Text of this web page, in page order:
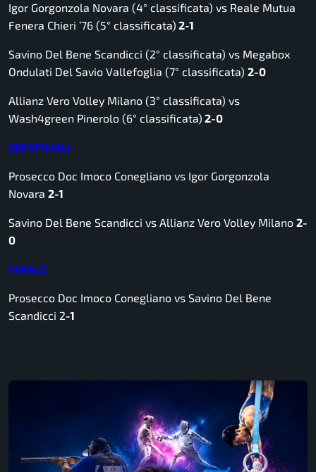
Igor Gorgonzola Novara (4° classificata) vs Reale Mutua
Fenera Chieri ’76 (5° classificata) 2-1
Savino Del Bene Scandicci (2° classificata) vs Megabox
Ondulati Del Savio Vallefoglia (7° classificata) 2-0
Allianz Vero Volley Milano (3° classificata) vs
Wash4green Pinerolo (6° classificata) 2-0
SEMIFINALI
Prosecco Doc Imoco Conegliano vs Igor Gorgonzola
Novara 2-1
Savino Del Bene Scandicci vs Allianz Vero Volley Milano 2-
0
FINALE
Prosecco Doc Imoco Conegliano vs Savino Del Bene
Scandicci 2-1